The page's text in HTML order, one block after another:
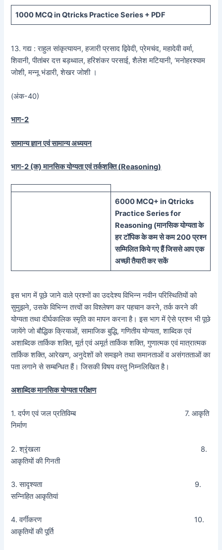
1000 MCQin Qtricks Practice Series + PDF
13. गद्य : राहुल सांकृत्यायन, हजारी प्रसाद द्विवेदी, प्रेमचंद, महादेवी वर्मा,
शिवानी, पीतांबर दत्त बड़थ्वाल, हरिशंकर परसाई, शैलेश मटियानी, ‘मनोहरश्याम
जोशी, मन्नू भंडारी, शेखर जोशी ।
(अंक-40)
भाग-2
सामान्य ज्ञान एवं सामान्य अध्ययन
भाग-2 (क) मानसिक योग्यता एवं तर्कशक्ति (Reasoning)
6000 MCQ+ inQtricks
Practice Seriesfor
Reasoning (मानसिकयोग्यता के
हर टॉपिक के कम से कम 200 प्रश्न
सम्मिलित किये गए हैं जिससे आप एक
अच्छी तैयारी कर सकें
इस भाग में पूछे जाने वाले प्रश्नों का उददेश्य विभिन्न नवीन परिस्थितियों को
सुमुझने, उसके विभिन्न तत्त्वों का विश्लेषण कर पहचान करने, तर्क करने की
योग्यता तथा दीर्घकालिक स्मृति का मापन करना है। इस भाग में ऐसे प्रश्न भी पूछे
जायेंगे जो बौद्धिक क्रियाओं, सामाजिक बुद्धि, गणितीय योग्यता, शाब्दिक एवं
अशाब्दिक तार्किक शक्ति, मूर्त एवं अमूर्त तार्किक शक्ति, गुणात्मक एवं मात्रात्मक
तार्किक शक्ति, आरेखण, अनुदेशों को समझने तथा समानताओं व असंगतताओं का
पता लगाने से सम्बन्धित हैं। जिसकी विषय वस्तु निम्नलिखित है।
अशाब्दिक मानसिक योग्यता परीक्षण
1. दर्पण एवं जल प्रतिविम्ब 7. आकृति
निर्माण
2. श्रृंखला 8.
आकृतियों की गिनती
3. सादृश्यता 9.
सन्निहित आकृतियां
4. वर्गीकरण 10.
आकृतियों की पूर्ति